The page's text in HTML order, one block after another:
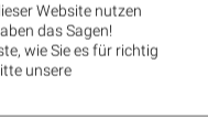
Leben von Patienten, die an
in zwei wichtigen
zu verbessern:
Website nutzen
das Sagen!
wie Sie es für richtig
unsere